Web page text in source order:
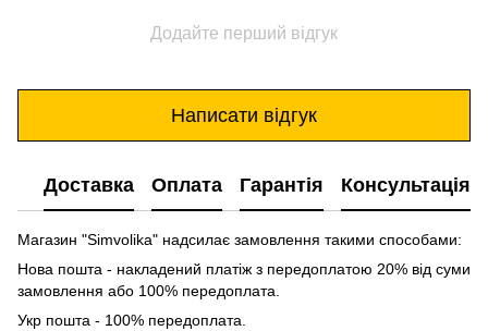
Додайте перший відгук
Написати відгук
Доставка Оплата Гарантія Консультація
Магазин "Simvolika" надсилає замовлення такими способами:
Нова пошта - накладений платіж з передоплатою 20% від суми
замовлення або 100% передоплата.
Укр пошта - 100% передоплата.